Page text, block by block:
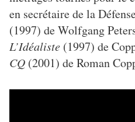
en secrétaire de la
(1997) de Wolfgang
L’Idéaliste (1997) de
CQ (2001) de Roman